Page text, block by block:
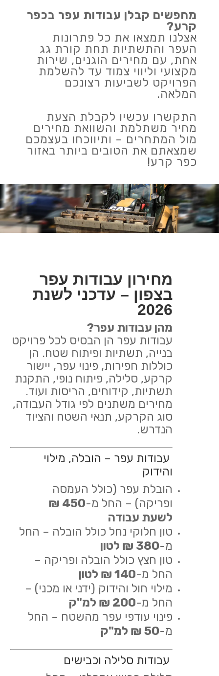
מחפשים קבלן עבודות עפר בכפר
קרע?
אצלנו תמצאו את כל פתרונות
העפר והתשתיות תחת קורת גג
אחת, עם מחירים הוגנים, שירות
מקצועי וליווי צמוד עד להשלמת
הפרויקט לשביעות רצונכם
המלאה.
התקשרו עכשיו לקבלת הצעת
מחיר משתלמת והשוואת מחירים
מול המתחרים – ותיווכחו בעצמכם
שמצאתם את הטובים ביותר באזור
כפר קרע!
מחירון עבודות עפר
בצפון – עדכני לשנת
2026
מהן עבודות עפר?
עבודות עפר הן הבסיס לכל פרויקט
בנייה, תשתיות ופיתוח שטח. הן
כוללות חפירות, פינוי עפר, יישור
קרקע, סלילה, פיתוח נופי, התקנת
תשתיות, קידוחים, הריסות ועוד.
מחירים משתנים לפי גודל העבודה,
סוג הקרקע, תנאי השטח והציוד
הנדרש.
עבודות עפר – הובלה, מילוי
והידוק
הובלת עפר (כולל העמסה
ופריקה) – החל מ-
450 ₪
לשעת עבודה
טון חלוקי נחל כולל הובלה – החל
מ-380 ₪ לטון
טון חצץ כולל הובלה ופריקה –
החל מ-140 ₪ לטון
מילוי חול והידוק (ידני או מכני) –
החל מ-200 ₪ למ"ק
פינוי עודפי עפר מהשטח – החל
מ-50 ₪ למ"ק
עבודות סלילה וכבישים